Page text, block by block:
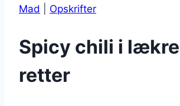
Mad Opskrifter
Spicy chili i
retter